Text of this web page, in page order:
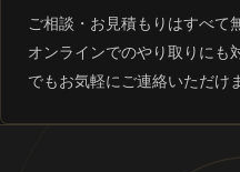
ご相談・お見積もりはすべて
オンラインでのやり取りにも
でもお気軽にご連絡いただけ